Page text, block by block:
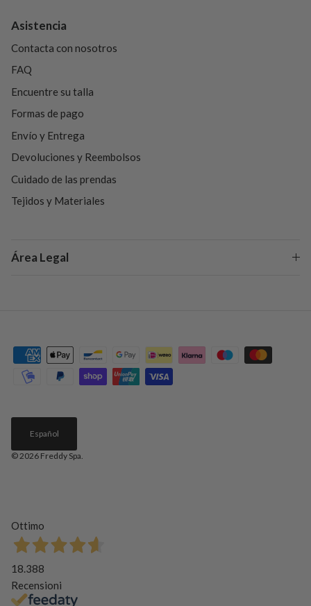
Asistencia
Contacta con nosotros
FAQ
Encuentre su talla
Formas de pago
Envío y Entrega
Devoluciones y Reembolsos
Cuidado de las prendas
Tejidos y Materiales
Área Legal
Español
© 2026 Freddy Spa
Ottimo
18.388
Recensioni